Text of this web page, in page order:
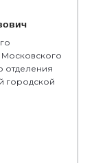
Московского
отделения
городской